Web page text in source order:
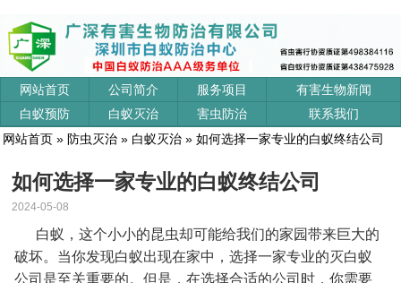
网站首页 公司简介 服务项目
有害生物新闻
白蚁预防
白蚁灭治 害虫防治
联系我们
网站首页 » 防虫灭治 » 白蚁灭治 » 如何选择一家专业的白蚁终结公司
如何选择一家专业的白蚁终结公司
2024-05-08
白蚁，这个小小的昆虫却可能给我们的家园带来巨大的
破坏。当你发现白蚁出现在家中，选择一家专业的灭白蚁
公司是至关重要的。但是，在选择合适的公司时，你需要